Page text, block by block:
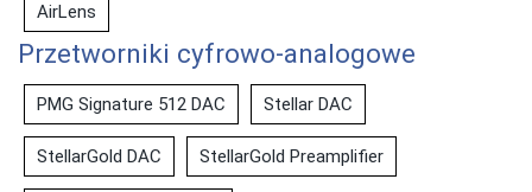
AirLens
Przetworniki cyfrowo-analogowe
PMG Signature 512 DAC Stellar DAC
StellarGold DAC StellarGold Preamplifier